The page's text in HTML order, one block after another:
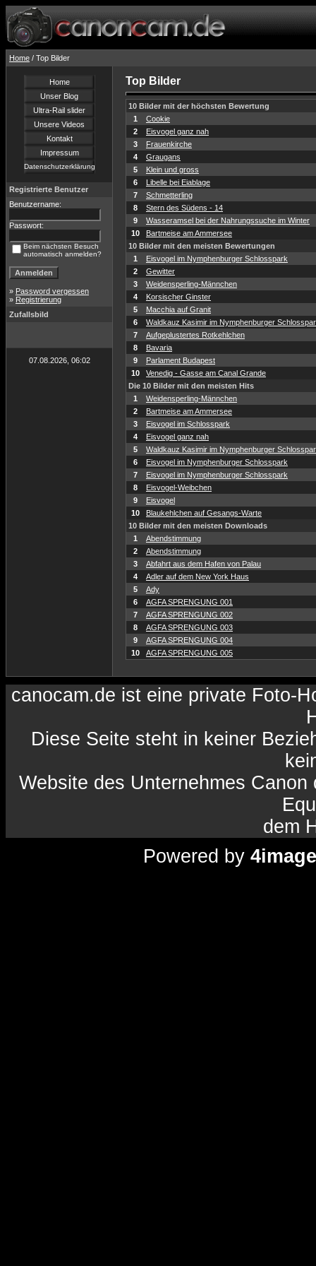
Home / Top Bilder
Home
Unser Blog
Ultra-Rail slider
Unsere Videos
Kontakt
Impressum
Datenschutzerklärung
Registrierte Benutzer
Benutzername:
Passwort:
Beim nächsten Besuch
automatisch anmelden?
» Password vergessen
» Registrierung
Zufallsbild
07.08.2026, 06:02
Top Bilder
10 Bilder mit der höchsten Bewertung
1
Cookie
2
Eisvogel ganz nah
3
Frauenkirche
4
Graugans
5
Klein und gross
6
Libelle bei Eiablage
7
Schmetterling
8
Stern des Südens - 14
9
Wasseramsel bei der Nahrungssuche im Winter
10
Bartmeise am Ammersee
10 Bilder mit den meisten Bewertungen
1
Eisvogel im Nymphenburger Schlosspark
2
Gewitter
3
Weidensperling-Männchen
4
Korsischer Ginster
5
Macchia auf Granit
6
Waldkauz Kasimir im Nymphenburger
7
Aufgeplustertes Rotkehlchen
8
Bavaria
9
Parlament Budapest
10
Venedig - Gasse am Canal Grande
Die 10 Bilder mit den meisten Hits
1
Weidensperling-Männchen
2
Bartmeise am Ammersee
3
Eisvogel im Schlosspark
4
Eisvogel ganz nah
5
Waldkauz Kasimir im Nymphenburger
6
Eisvogel im Nymphenburger Schlosspark
7
Eisvogel im Nymphenburger Schlosspark
8
Eisvogel-Weibchen
9
Eisvogel
10
Blaukehlchen auf Gesangs-Warte
10 Bilder mit den meisten Downloads
1
Abendstimmung
2
Abendstimmung
3
Abfahrt aus dem Hafen von Palau
4
Adler auf dem New York Haus
5
Ady
6
AGFA SPRENGUNG 001
7
AGFA SPRENGUNG 002
8
AGFA SPRENGUNG 003
9
AGFA SPRENGUNG 004
10
AGFA SPRENGUNG 005
canocam.de ist eine private Foto-
Diese Seite steht in keiner
Website des Unternehmes
dem
Powered by